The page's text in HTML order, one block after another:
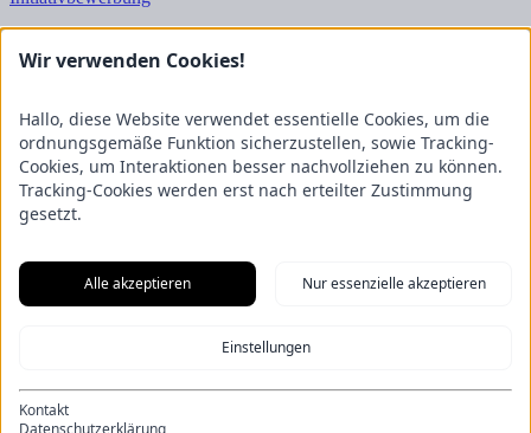
FRICKE Group SE & Co. KG
Zum Kreuzkamp 7
27404 Heeslingen
Unternehmensbereiche
Fricke Holding
PARTSHofmeister & MeinckeTREX.PARTS
ImpressumDatenschutzerklärungKontakt
F.Explore – Programmieren für Nicht-Programmierer
Projekt 2025/2026Wenn alle Rädchen ineinandergreifen – Eine
Eröffnung der besonderen Art
Wir verwenden Cookies!
Hallo, diese Website verwendet essentielle Cookies, um die
ordnungsgemäße Funktion sicherzustellen, sowie Tracking-
Cookies, um Interaktionen besser nachvollziehen zu können.
Tracking-Cookies werden erst nach erteilter Zustimmung
gesetzt.
Alle akzeptieren Nur essenzielle akzeptieren
Einstellungen
Kontakt
Datenschutzerklärung